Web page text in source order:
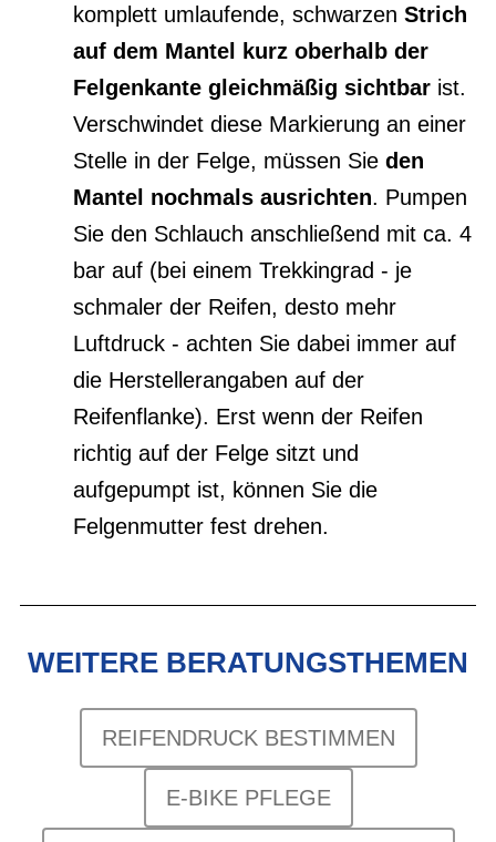
komplett umlaufende, schwarzen Strich
auf dem Mantel kurz oberhalb der
Felgenkante gleichmäßig sichtbar ist.
Verschwindet diese Markierung an einer
Stelle in der Felge, müssen Sie den
Mantel nochmals ausrichten. Pumpen
Sie den Schlauch anschließend mit ca. 4
bar auf (bei einem Trekkingrad - je
schmaler der Reifen, desto mehr
Luftdruck - achten Sie dabei immer auf
die Herstellerangaben auf der
Reifenflanke). Erst wenn der Reifen
richtig auf der Felge sitzt und
aufgepumpt ist, können Sie die
Felgenmutter fest drehen.
WEITERE BERATUNGSTHEMEN
REIFENDRUCK BESTIMMEN
E-BIKE PFLEGE